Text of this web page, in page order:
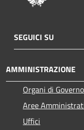
SEGUICI SU
AMMINISTRAZIONE
Organi di Governo
Aree
Uffici